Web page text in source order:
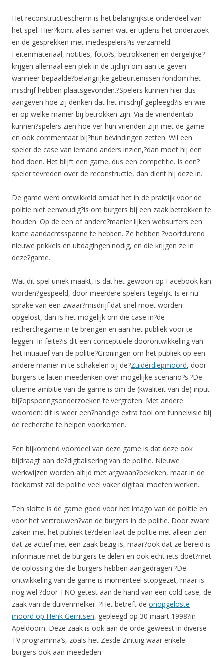
Het reconstructiescherm is het belangrijkste onderdeel van
het spel. Hier?komt alles samen wat er tijdens het onderzoek
en de gesprekken met medespelers?is verzameld.
Feitenmateriaal, notities, foto?s, betrokkenen en dergelijke?
krijgen allemaal een plek in de tijdlijn om aan te geven
wanneer bepaalde?belangrijke gebeurtenissen rondom het
misdrijf hebben plaatsgevonden.?Spelers kunnen hier dus
aangeven hoe zij denken dat het misdrijf gepleegd?is en wie
er op welke manier bij betrokken zijn. Via de vriendentab
kunnen?spelers zien hoe ver hun vrienden zijn met de game
en ook commentaar bij?hun bevindingen zetten. Wil een
speler de case van iemand anders inzien,?dan moet hij een
bod doen. Het blijft een game, dus een competitie. Is een?
speler tevreden over de reconstructie, dan dient hij deze in.
De game werd ontwikkeld omdat het in de praktijk voor de
politie niet eenvoudig?is om burgers bij een zaak betrokken te
houden. Op de een of andere?manier lijken websurfers een
korte aandachtsspanne te hebben. Ze hebben ?voortdurend
nieuwe prikkels en uitdagingen nodig, en die krijgen ze in
deze?game.
Wat dit spel uniek maakt, is dat het gewoon op Facebook kan
worden?gespeeld, door meerdere spelers tegelijk. Is er nu
sprake van een zwaar?misdrijf dat snel moet worden
opgelost, dan is het mogelijk om die case in?de
recherchegame in te brengen en aan het publiek voor te
leggen. In feite?is dit een conceptuele doorontwikkeling van
het initiatief van de politie?Groningen om het publiek op een
andere manier in te schakelen bij de?Zuiderdiepmoord, door
burgers te laten meedenken over mogelijke scenario?s.?De
ultieme ambitie van de game is om de (kwaliteit van de) input
bij?opsporingsonderzoeken te vergroten. Met andere
woorden: dit is weer een?handige extra tool om tunnelvisie bij
de recherche te helpen voorkomen.
Een bijkomend voordeel van deze game is dat deze ook
bijdraagt aan de?digitalisering van de politie. Nieuwe
werkwijzen worden altijd met argwaan?bekeken, maar in de
toekomst zal de politie veel vaker digitaal moeten werken.
Ten slotte is de game goed voor het imago van de politie en
voor het vertrouwen?van de burgers in de politie. Door zware
zaken met het publiek te?delen laat de politie niet alleen zien
dat ze actief met een zaak bezig is, maar?ook dat ze bereid is
informatie met de burgers te delen en ook echt iets doet?met
de oplossing die die burgers hebben aangedragen.?De
ontwikkeling van de game is momenteel stopgezet, maar is
nog wel ?door TNO getest aan de hand van een cold case, de
zaak van de duivenmelker. ?Het betreft de onopgeloste
moord op Henk Gerritsen, gepleegd op 30 maart 1998?in
Apeldoorn. Deze zaak is ook aan de orde geweest in diverse
TV programma’s, zoals het Zesde Zintuig waar enkele
burgers ook aan meededen: